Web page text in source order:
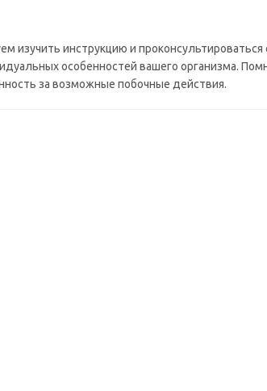
изучить инструкцию и
особенностей вашего организма.
за возможные побочные действия.